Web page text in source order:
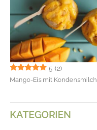
5 (2)
Mango-Eis mit Kondensmilch
KATEGORIEN